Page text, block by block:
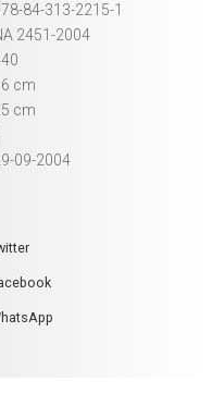
84-313-2215-1
2451-2004
cm
cm
09-2004